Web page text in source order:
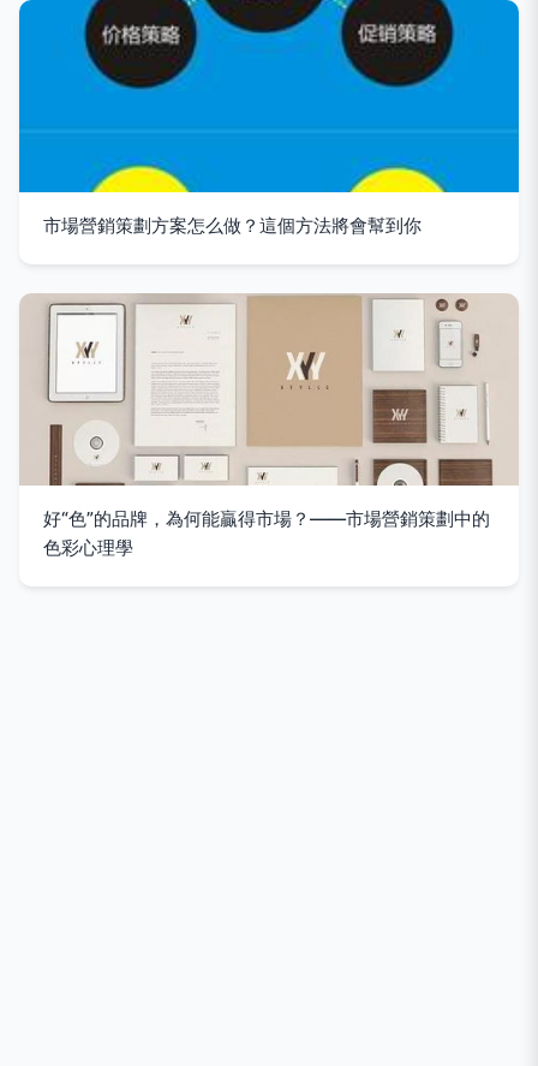
市場營銷策劃方案怎么做？這個方法將會幫到你
好“色”的品牌，為何能贏得市場？——市場營銷策劃中的
色彩心理學